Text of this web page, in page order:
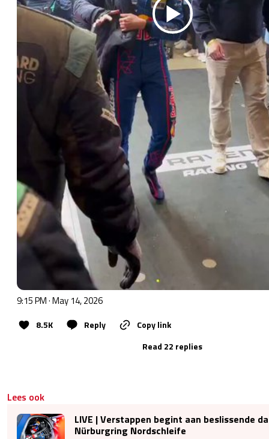
9:15 PM · May 14, 2026
8.5K Reply
Copy link
Read 22 replies
Lees ook
LIVE | Verstappen begint aan beslissende
Nürburgring Nordschleife